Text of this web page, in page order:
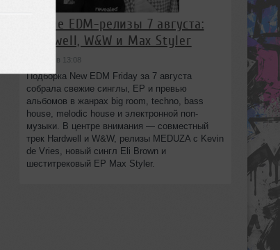
Новые EDM-релизы 7 августа:
Hardwell, W&W и Max Styler
сегодня в 13:08
Подборка New EDM Friday за 7 августа
собрала свежие синглы, EP и превью
альбомов в жанрах big room, techno, bass
house, melodic house и электронной поп-
музыки. В центре внимания — совместный
трек Hardwell и W&W, релизы MEDUZA с Kevin
de Vries, новый сингл Eli Brown и
шеститрековый EP Max Styler.